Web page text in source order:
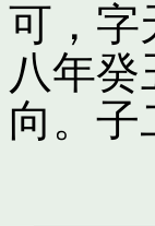
可，字
八年
向。子